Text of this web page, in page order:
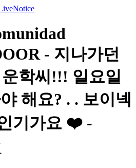
Notice
- 지나가던
학씨!!! 일요일
해요? . . 보이넥
기가요 ❤️ -